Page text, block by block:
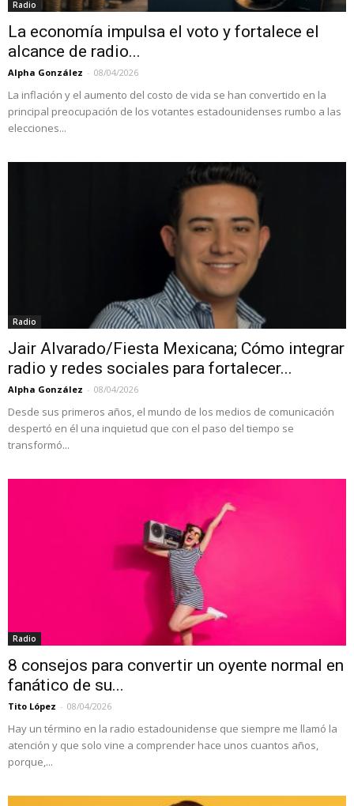
Radio
La economía impulsa el voto y fortalece el
alcance de radio...
Alpha González - 08/04/2026
La inflación y el aumento del costo de vida se han convertido en la
principal preocupación de los votantes estadounidenses rumbo a las
elecciones...
Radio
Jair Alvarado/Fiesta Mexicana; Cómo integrar
radio y redes sociales para fortalecer...
Alpha González - 08/04/2026
Desde sus primeros años, el mundo de los medios de comunicación
despertó en él una inquietud que con el paso del tiempo se
transformó...
Radio
8 consejos para convertir un oyente normal en
fanático de su...
Tito López - 08/04/2026
Hay un término en la radio estadounidense que siempre me llamó la
atención y que solo vine a comprender hace unos cuantos años,
porque,...